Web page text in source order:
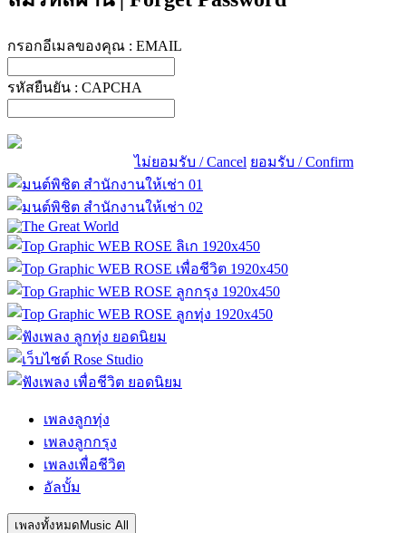
กรอกอีเมลของคุณ : EMAIL
รหัสยืนยัน : CAPCHA
ไม่ยอมรับ / Cancel ยอมรับ / Confirm
เพลงลูกทุ่ง
เพลงลูกกรุง
เพลงเพื่อชีวิต
อัลบั้ม
เพลงทั้งหมด Music All